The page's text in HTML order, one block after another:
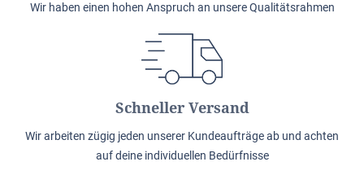
Wir haben einen hohen Anspruch an unsere Qualitätsrahmen
Schneller Versand
Wir arbeiten zügig jeden unserer Kundeaufträge ab und achten
auf deine individuellen Bedürfnisse